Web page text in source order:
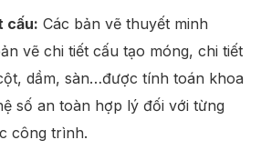
cấu: Các bản vẽ thuyết minh
vẽ chi tiết cấu tạo móng, chi tiết
dầm, sàn…được tính toán khoa
số an toàn hợp lý đối với từng
công trình.